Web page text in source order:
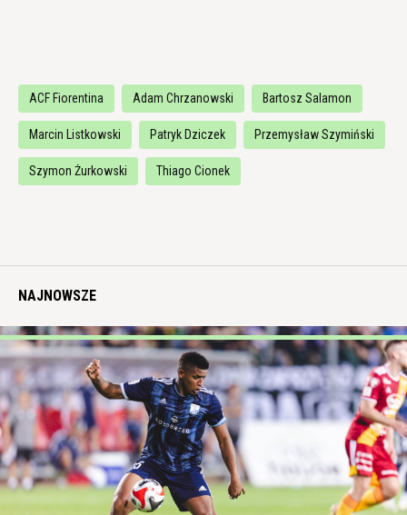
ACF Fiorentina Adam Chrzanowski Bartosz Salamon
Marcin Listkowski Patryk Dziczek Przemysław Szymiński
Szymon Żurkowski Thiago Cionek
NAJNOWSZE